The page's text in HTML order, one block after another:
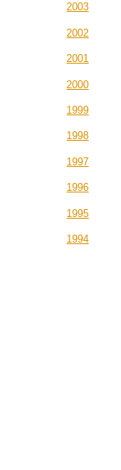
2003
2002
2001
2000
1999
1998
1997
1996
1995
1994